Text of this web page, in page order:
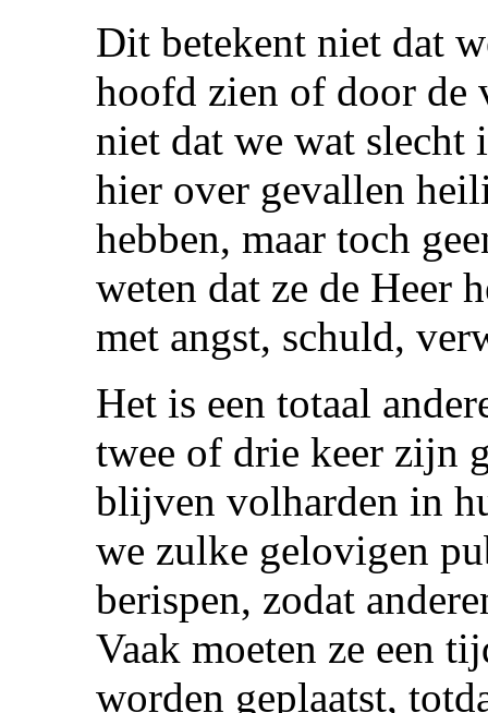
Dit betekent niet dat
hoofd zien of door de
niet dat we wat slecht
hier over gevallen
hebben, maar toch
weten dat ze de Heer
met angst, schuld,
Het is een totaal
twee of drie keer zijn
blijven volharden in
we zulke gelovigen
berispen, zodat
Vaak moeten ze een
worden geplaatst,